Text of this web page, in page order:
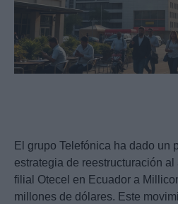
El grupo Telefónica ha dado un
estrategia de reestructuración
filial Otecel en Ecuador a
millones de dólares. Este